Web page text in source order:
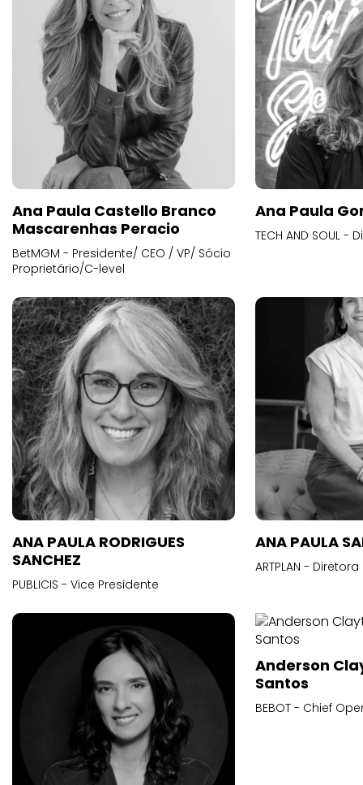
Ana Paula Castello Branco
Mascarenhas Peracio
BetMGM - Presidente/ CEO / VP/ Sócio
Proprietário/C-level
Ana Paula
TECH AND SOUL
ANA PAULA RODRIGUES
SANCHEZ
PUBLICIS - Vice Presidente
ANA PAULA
ARTPLAN -
Anderson
Santos
BEBOT - Chief